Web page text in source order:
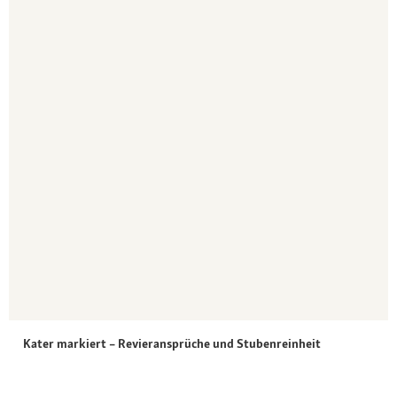
Kater markiert – Revieransprüche und Stubenreinheit